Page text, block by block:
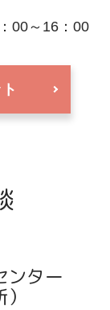
00～16：00
ンター